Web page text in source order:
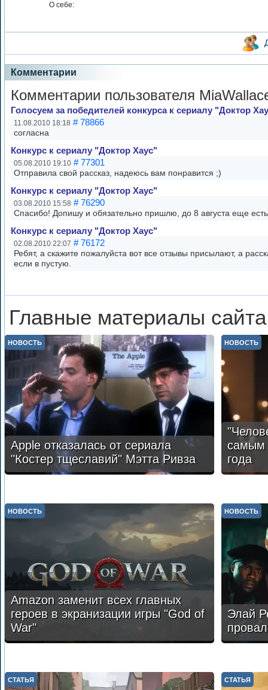
О себе:
Комментарии
Комментарии пользователя
Голосуем за победителей конкурса к сериалу "Доктор
11.08.2010 18:18 # 78866
согласна
Конкурс к сериалу "Доктор Хаус"
05.08.2010 19:10 # 77301
Отправила свой рассказ, надеюсь вам понравится ;)
Конкурс к сериалу "Доктор Хаус"
03.08.2010 15:58 # 76290
Спасибо! Допишу и обязательно пришлю, до 8 августа еще
Конкурс к сериалу "Доктор Хаус"
02.08.2010 22:07 # 76172
Ребят, а скажите пожалуйста вот все отзывы присылают, а
если в пустую.
Главные материалы
Apple отказалась от сериала
"Костер тщеславий" Мэтта Ривза
НОВОСТЬ
самым
года
НОВОСТЬ
Amazon заменит всех главных
героев в экранизации игры "God of
War"
НОВОСТЬ
Элай
НОВОСТЬ
СТАТЬЯ СТАТЬЯ